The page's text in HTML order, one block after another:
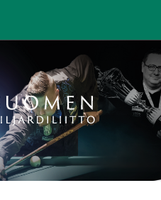
Suomen Biljardiliitto ry